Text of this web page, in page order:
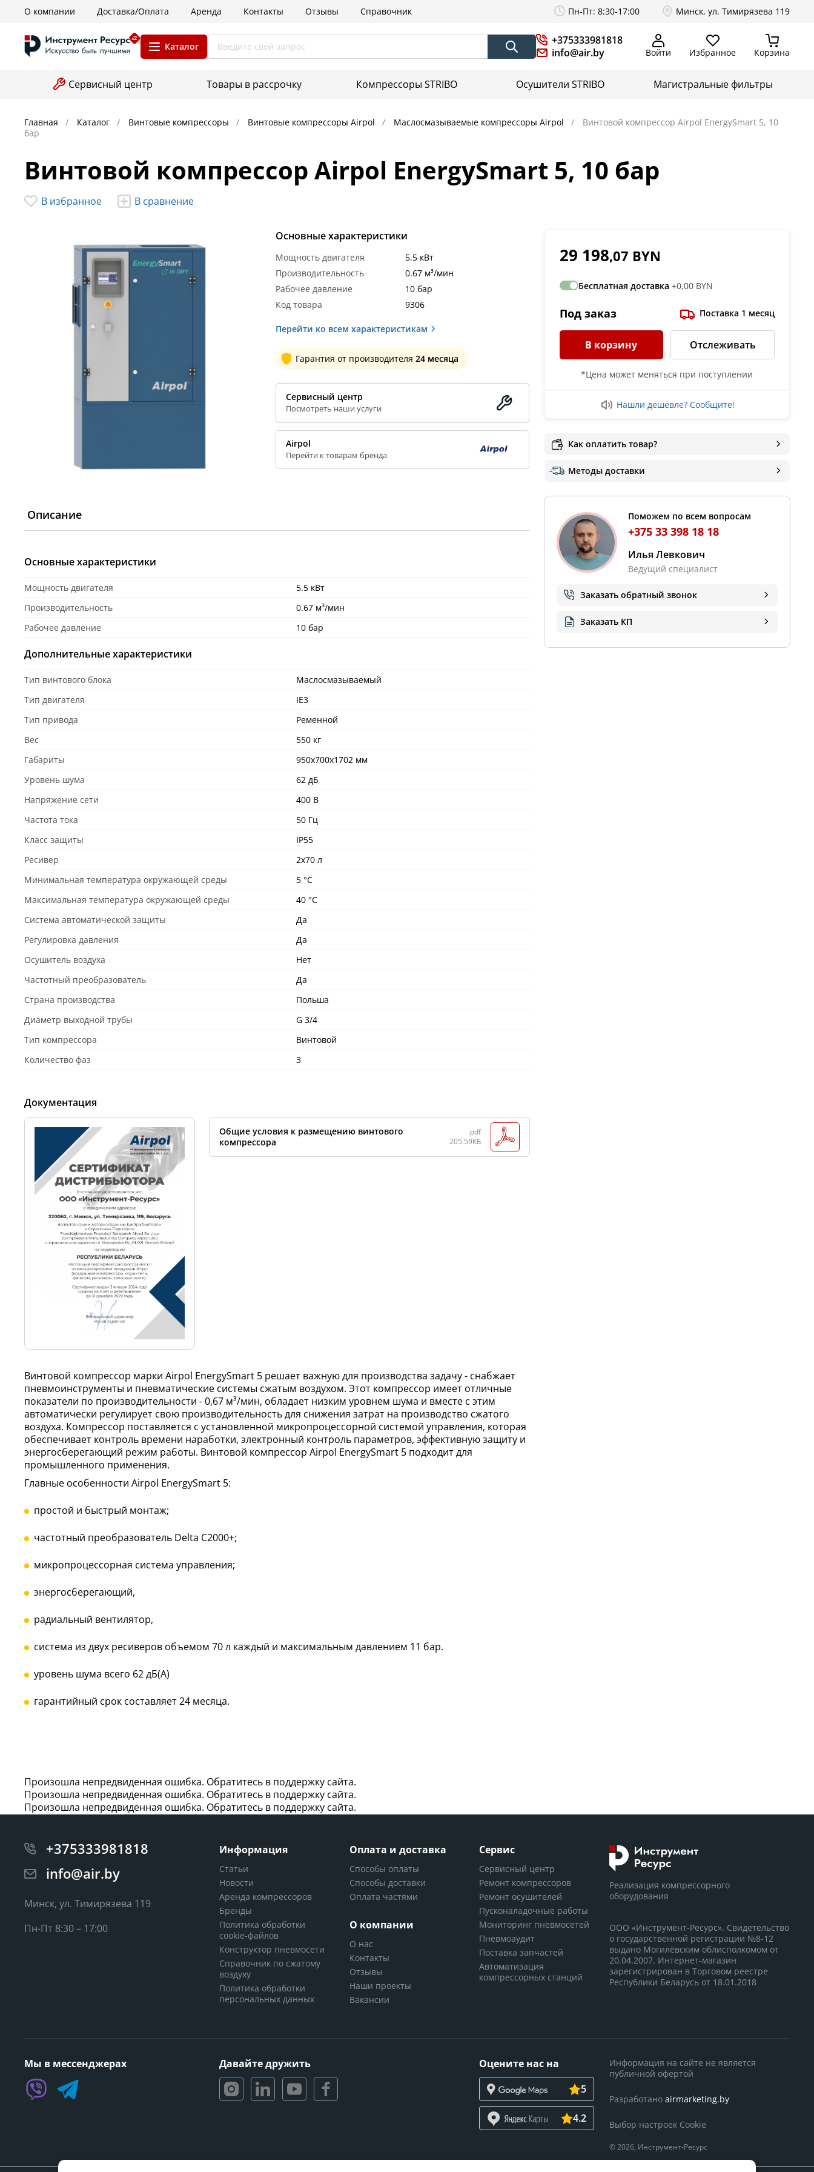
О компании Доставка/Оплата Аренда Контакты Отзывы Справочник Пн-Пт: 8:30-17:00 Минск, ул. Тимирязева 119
Каталог
+375333981818
info@air.by
Войти Избранное Корзина
Сервисный центр Товары в рассрочку Компрессоры STRIBO Осушители STRIBO Магистральные фильтры
Главная Каталог Винтовые компрессоры Винтовые компрессоры Airpol Маслосмазываемые компрессоры Airpol
Винтовой компрессор Airpol EnergySmart 5, 10
бар
Винтовой компрессор Airpol EnergySmart 5, 10 бар
В избранное В сравнение
Основные характеристики
Мощность двигателя
5.5 кВт
Производительность
0.67 м³/мин
Рабочее давление
10 бар
Код товара
9306
Перейти ко всем характеристикам
Гарантия от производителя 24 месяца
Сервисный центр
Посмотреть наши услуги
Airpol
Перейти к товарам бренда
Описание
Основные характеристики
Мощность двигателя
5.5 кВт
Производительность
0.67 м³/мин
Рабочее давление
10 бар
Дополнительные характеристики
Тип винтового блока
Маслосмазываемый
Тип двигателя
IE3
Тип привода
Ременной
Вес
550 кг
Габариты
950x700х1702 мм
Уровень шума
62 дБ
Напряжение сети
400 В
Частота тока
50 Гц
Класс защиты
IP55
Ресивер
2х70 л
Минимальная температура окружающей среды
5 °C
Максимальная температура окружающей среды
40 °C
Система автоматической защиты
Да
Регулировка давления
Да
Осушитель воздуха
Нет
Частотный преобразователь
Да
Страна производства
Польша
Диаметр выходной трубы
G 3/4
Тип компрессора
Винтовой
Количество фаз
3
Документация
Общие условия к размещению винтового
компрессора
.pdf
205.59КБ
Винтовой компрессор марки Airpol EnergySmart 5 решает важную для производства задачу - снабжает
пневмоинструменты и пневматические системы сжатым воздухом. Этот компрессор имеет отличные
показатели по производительности - 0,67 м³/мин, обладает низким уровнем шума и вместе с этим
автоматически регулирует свою производительность для снижения затрат на производство сжатого
воздуха. Компрессор поставляется с установленной микропроцессорной системой управления, которая
обеспечивает контроль времени наработки, электронный контроль параметров, эффективную защиту и
энергосберегающий режим работы. Винтовой компрессор Airpol EnergySmart 5 подходит для
промышленного применения.
Главные особенности Airpol EnergySmart 5:
простой и быстрый монтаж;
частотный преобразователь Delta C2000+;
микропроцессорная система управления;
энергосберегающий,
радиальный вентилятор,
система из двух ресиверов объемом 70 л каждый и максимальным давлением 11 бар.
уровень шума всего 62 дБ(А)
гарантийный срок составляет 24 месяца.
29 198,07 BYN
Бесплатная доставка +0,00 BYN
Под заказ Поставка 1 месяц
В корзину Отслеживать
*Цена может меняться при поступлении
Нашли дешевле? Сообщите!
Как оплатить товар?
Методы доставки
Поможем по всем вопросам
+375 33 398 18 18
Илья Левкович
Ведущий специалист
Заказать обратный звонок
Заказать КП
Произошла непредвиденная ошибка. Обратитесь в поддержку сайта.
Произошла непредвиденная ошибка. Обратитесь в поддержку сайта.
Произошла непредвиденная ошибка. Обратитесь в поддержку сайта.
+375333981818
info@air.by
Минск, ул. Тимирязева 119
Пн-Пт 8:30 – 17:00
Информация
Статьи
Новости
Аренда компрессоров
Бренды
Политика обработки
cookie-файлов
Конструктор пневмосети
Справочник по сжатому
воздуху
Политика обработки
персональных данных
Оплата и доставка
Способы оплаты
Способы доставки
Оплата частями
О компании
О нас
Контакты
Отзывы
Наши проекты
Вакансии
Сервис
Сервисный центр
Ремонт компрессоров
Ремонт осушителей
Пусконаладочные работы
Мониторинг пневмосетей
Пневмоаудит
Поставка запчастей
Автоматизация
компрессорных станций
Реализация компрессорного
оборудования
ООО «Инструмент-Ресурс». Свидетельство
о государственной регистрации №8-12
выдано Могилёвским облисполкомом от
20.04.2007. Интернет-магазин
зарегистрирован в Торговом реестре
Республики Беларусь от 18.01.2018
Мы в мессенджерах Давайте дружить
Оцените нас на
5
4.2
Информация на сайте не является
публичной офертой
Разработано airmarketing.by
Выбор настроек Cookie
© 2026, Инструмент-Ресурс